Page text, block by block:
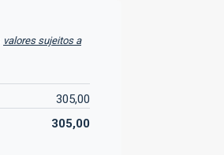
valores sujeitos a
305,00
305,00